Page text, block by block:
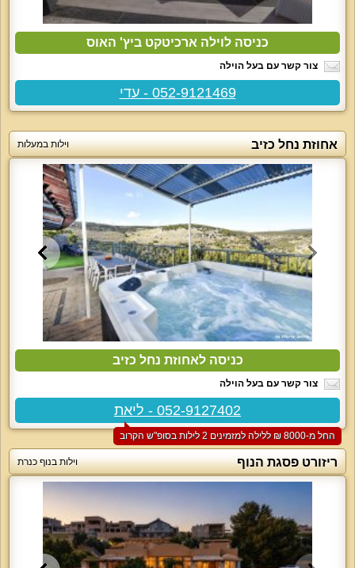
כניסה לוילה ארכיטקט ביץ' האוס
צור קשר עם בעל הוילה
052-9121469 - עדי
אחוזת נחל כזיב וילות במעלות
כניסה לאחוזת נחל כזיב
צור קשר עם בעל הוילה
052-9127402 - ליאת
החל מ-‏8000 ₪ ללילה למזמינים 2 לילות בסופ"ש הקרוב
ריזורט פסגת הנוף וילות בנוף כנרת